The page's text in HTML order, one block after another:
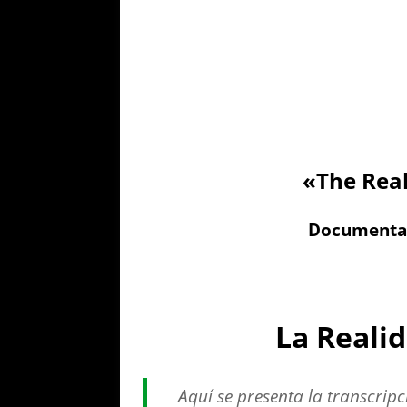
«The
La
Aquí se presenta la